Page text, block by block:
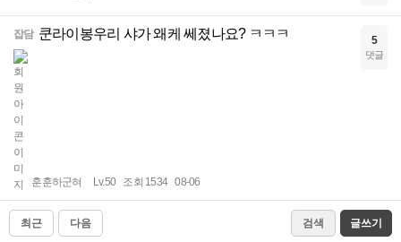
잡담 쿤라이봉우리 샤가 왜케 쎄졌나요? ㅋㅋㅋ
훈훈하군혀 Lv.50 조회 1534 08-06
5
댓글
최근 다음 검색 글쓰기